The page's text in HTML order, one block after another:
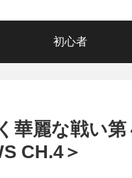
初心者
麗な戦い第
CH.4＞